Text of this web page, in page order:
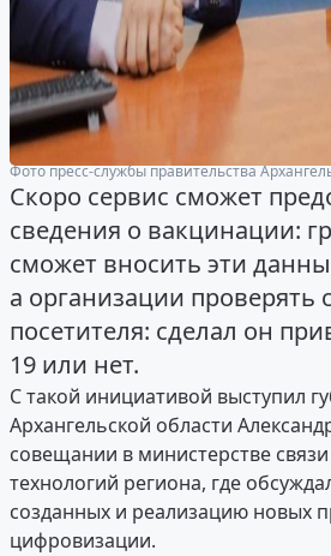
Фото пресс-службы правительства
Скоро сервис сможет
сведения о вакцинации:
сможет вносить эти
а организации проверять
посетителя: сделал он
19 или нет.
С такой инициативой выступил
Архангельской области
совещании в министерстве
технологий региона, где
созданных и реализацию новых
цифровизации.